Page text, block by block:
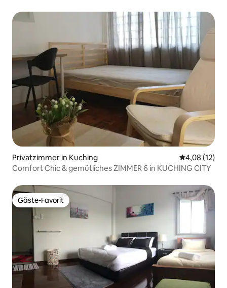
Privatzimmer in Kuching
4,08 (12)
Comfort Chic & gemütliches ZIMMER 6 in KUCHING CITY
Gäste-Favorit
Gäste-Favorit